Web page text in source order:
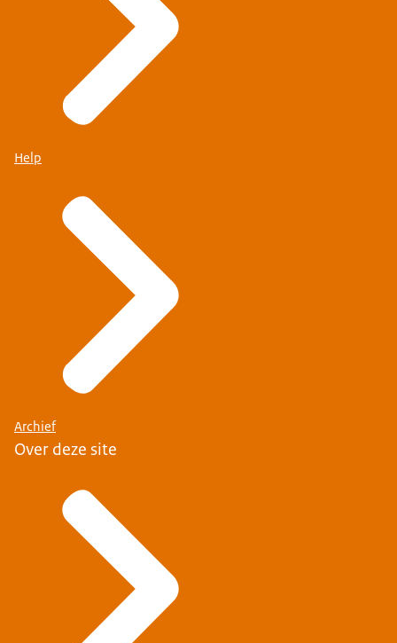
Help
Archief
Over deze site